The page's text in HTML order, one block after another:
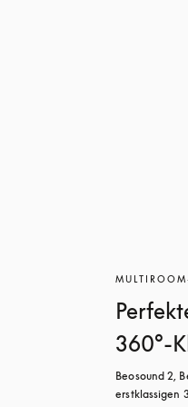
360°-
Beosound 2,
erstklassigen